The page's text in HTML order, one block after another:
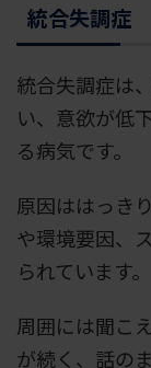
統合失調症
統合失調症は
い、意欲が低
る病気です。
原因ははっき
や環境要因、
られています。
周囲には聞こ
が続く、話の